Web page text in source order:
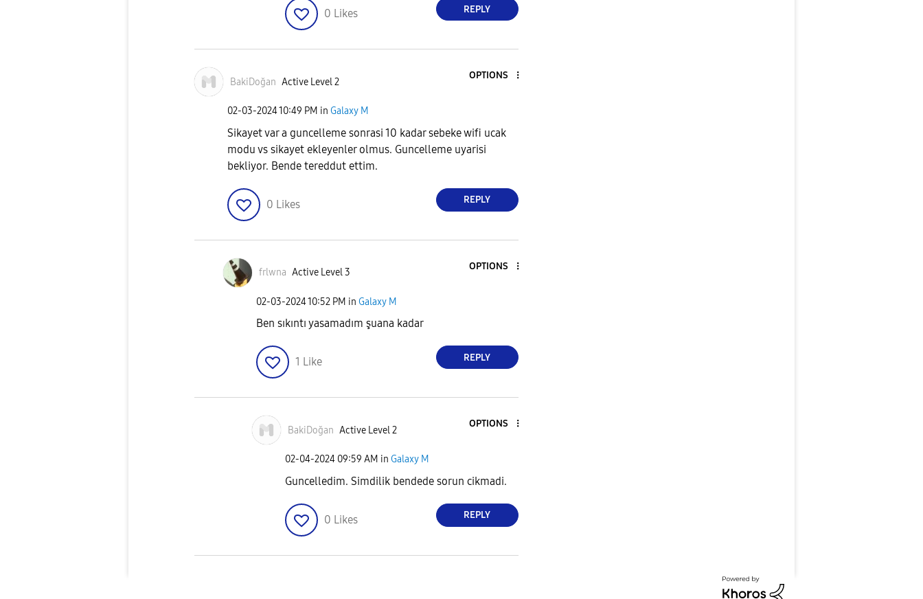
0 Likes REPLY
BakiDoğan Active Level 2
OPTIONS
‎02-03-202410:49 PM in Galaxy M
Sikayet var a guncelleme sonrasi 10 kadar sebeke wifi ucak
modu vs sikayet ekleyenler olmus. Guncelleme uyarisi
bekliyor. Bende tereddut ettim.
0 Likes REPLY
frlwna Active Level 3
OPTIONS
‎02-03-202410:52 PM in Galaxy M
Ben sıkıntı yasamadım şuana kadar
1 Like REPLY
BakiDoğan Active Level 2
OPTIONS
‎02-04-2024 09:59 AM in Galaxy M
Guncelledim. Simdilik bendede sorun cikmadi.
0 Likes REPLY